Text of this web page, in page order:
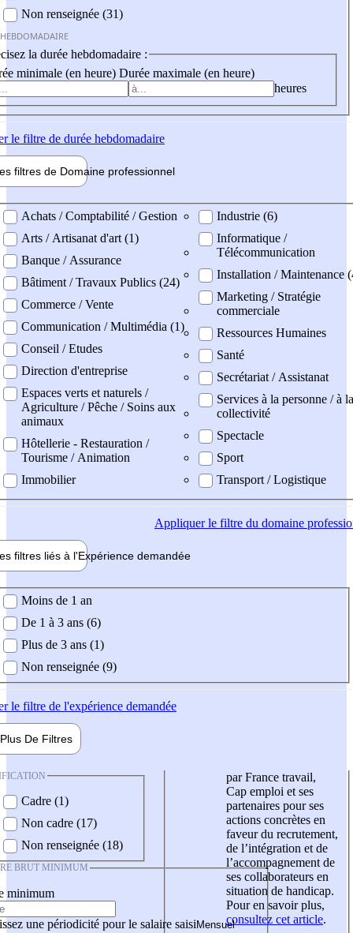
Non renseignée (31)
la durée hebdomadaire :
minimale (en heure) Durée maximale (en heure)
heures
le filtre de durée hebdomadaire
filtres de Domaine professionnel
professionel
Achats / Comptabilité / Gestion
Arts / Artisanat d'art (1)
Banque / Assurance
Bâtiment / Travaux Publics (24)
Commerce / Vente
Communication / Multimédia (1)
Conseil / Etudes
Direction d'entreprise
Espaces verts et naturels /
Agriculture / Pêche / Soins aux
animaux
Hôtellerie - Restauration /
Tourisme / Animation
Immobilier
Industrie (6)
Informatique /
Télécommunication
Installation / Maintenance
Marketing / Stratégie
commerciale
Ressources Humaines
Santé
Secrétariat / Assistanat
Services à la personne / à la
collectivité
Spectacle
Sport
Transport / Logistique
Appliquerle filtre du domaine
filtres liés à l'Expérience demandée
demandée
Moins de 1 an
De 1 à 3 ans (6)
Plus de 3 ans (1)
Non renseignée (9)
le filtre de l'expérience demandée
Plus De Filtres
Cadre (1)
Non cadre (17)
Non renseignée (18)
BRUT MINIMUM
minimum
une périodicité pour le salaire saisi
par France travail,
Cap emploi et ses
partenaires pour ses
actions concrètes en
faveur du recrutement,
de l’intégration et de
l’accompagnement de
ses collaborateurs en
situation de handicap.
Pour en savoir plus,
consultez cet article.